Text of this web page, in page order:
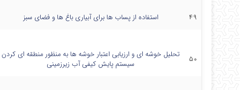
۴۹ استفاده از پساب ها برای آبیاری باغ ها و فضای سبز
۵۰
تحلیل خوشه ای و ارزیابی اعتبار خوشه ها به منظور منطقه ای کردن
سیستم پایش کیفی آب زیرزمینی